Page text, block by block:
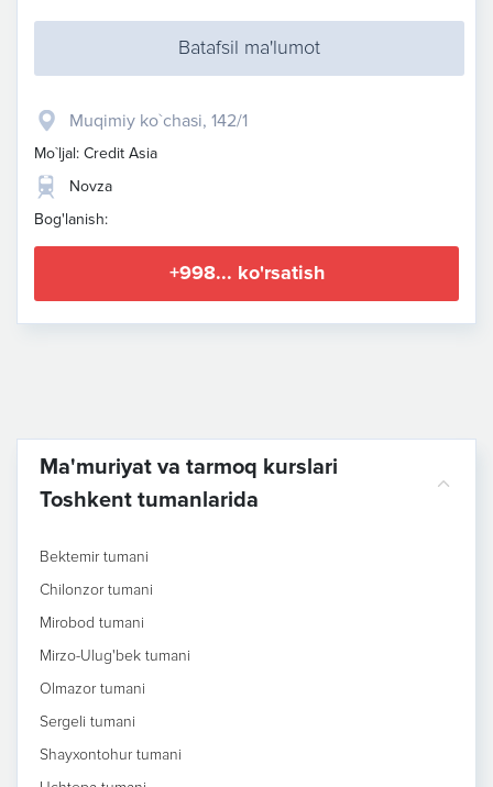
Batafsil ma'lumot
Muqimiy ko`chasi, 142/1
Mo`ljal: Credit Asia
Novza
Bog'lanish:
+998... ko'rsatish
Ma'muriyat va tarmoq kurslari
Toshkent tumanlarida
Bektemir tumani
Chilonzor tumani
Mirobod tumani
Mirzo-Ulug'bek tumani
Olmazor tumani
Sergeli tumani
Shayxontohur tumani